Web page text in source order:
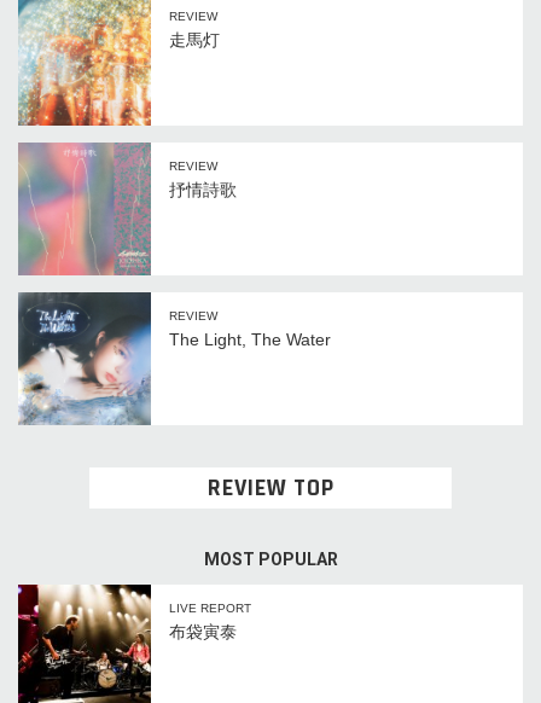
REVIEW
走馬灯
REVIEW
抒情詩歌
REVIEW
The Light, The Water
REVIEW TOP
MOST POPULAR
LIVE REPORT
布袋寅泰